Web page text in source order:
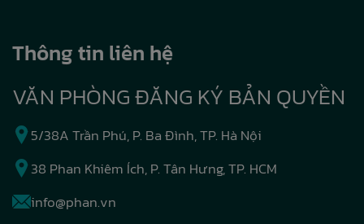
Thông tin liên hệ
VĂN PHÒNG ĐĂNG KÝ BẢN QUYỀN
5/38A Trần Phú, P. Ba Đình, TP. Hà Nội
38 Phan Khiêm Ích, P. Tân Hưng, TP. HCM
info@phan.vn